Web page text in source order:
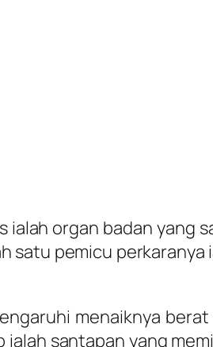
ialah organ badan yang
satu pemicu perkaranya
menaiknya
santapan yang